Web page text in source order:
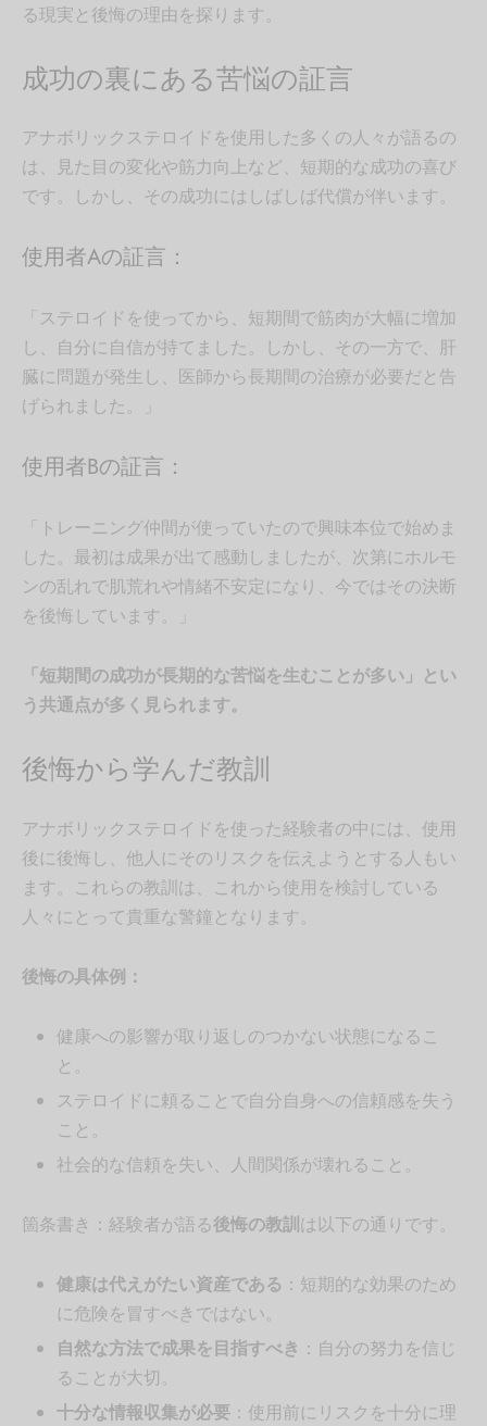
る現実と後悔の理由を探ります。
成功の裏にある苦悩の証言
アナボリックステロイドを使用した多くの人々が語るの
は、見た目の変化や筋力向上など、短期的な成功の喜び
です。しかし、その成功にはしばしば代償が伴います。
使用者Aの証言：
「ステロイドを使ってから、短期間で筋肉が大幅に増加
し、自分に自信が持てました。しかし、その一方で、肝
臓に問題が発生し、医師から長期間の治療が必要だと告
げられました。」
使用者Bの証言：
「トレーニング仲間が使っていたので興味本位で始めま
した。最初は成果が出て感動しましたが、次第にホルモ
ンの乱れで肌荒れや情緒不安定になり、今ではその決断
を後悔しています。」
「短期間の成功が長期的な苦悩を生むことが多い」とい
う共通点が多く見られます。
後悔から学んだ教訓
アナボリックステロイドを使った経験者の中には、使用
後に後悔し、他人にそのリスクを伝えようとする人もい
ます。これらの教訓は、これから使用を検討している
人々にとって貴重な警鐘となります。
後悔の具体例：
健康への影響が取り返しのつかない状態になるこ
と。
ステロイドに頼ることで自分自身への信頼感を失う
こと。
社会的な信頼を失い、人間関係が壊れること。
箇条書き：経験者が語る後悔の教訓 は以下の通りです。
健康は代えがたい資産である ：短期的な効果のため
に危険を冒すべきではない。
自然な方法で成果を目指すべき ：自分の努力を信じ
ることが大切。
十分な情報収集が必要：使用前にリスクを十分に理